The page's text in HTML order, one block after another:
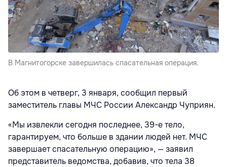
В Магнитогорске завершилась спасательная операция.
Об этом в четверг, 3 января, сообщил первый
заместитель главы МЧС России Александр Чуприян.
«Мы извлекли сегодня последнее, 39-е тело,
гарантируем, что больше в здании людей нет. МЧС
завершает спасательную операцию», — заявил
представитель ведомства, добавив, что тела 38